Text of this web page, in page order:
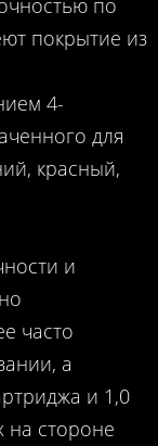
покрытие из
4-
для
красный,
и
часто
а
и 1,0
стороне